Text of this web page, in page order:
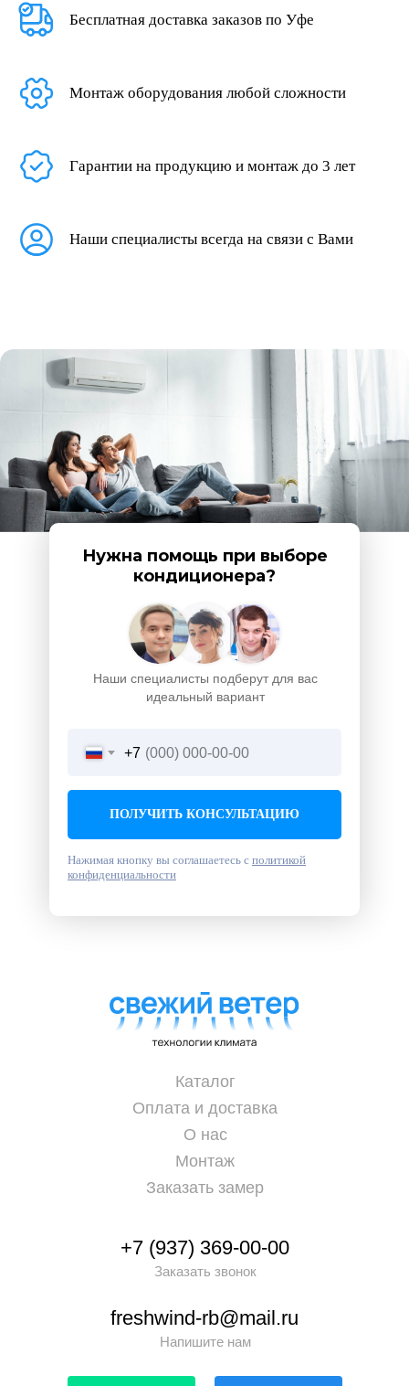
Бесплатная доставка заказов по Уфе
Монтаж оборудования любой сложности
Гарантии на продукцию и монтаж до 3 лет
Наши специалисты всегда на связи с Вами
Наши специалисты подберут для вас
идеальный вариант
Нужна помощь при выборе
кондиционера?
+7
ПОЛУЧИТЬ КОНСУЛЬТАЦИЮ
Нажимая кнопку вы соглашаетесь с политикой
конфиденциальности
+7 (937) 369-00-00
Заказать звонок
freshwind-rb@mail.ru
Напишите нам
Каталог
Оплата и доставка
О нас
Монтаж
Заказать замер